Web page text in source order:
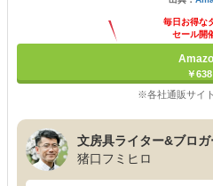
毎日お得な
セール開
￥638
※各社通販サイ
文房具ライター&ブロガ
猪口フミヒロ